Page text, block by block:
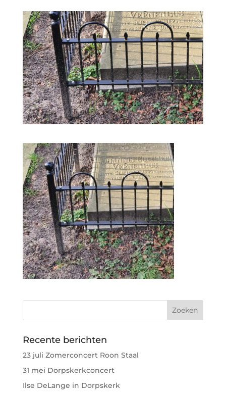
Recente berichten
23 juli Zomerconcert Roon Staal
31 mei Dorpskerkconcert
Ilse DeLange in Dorpskerk